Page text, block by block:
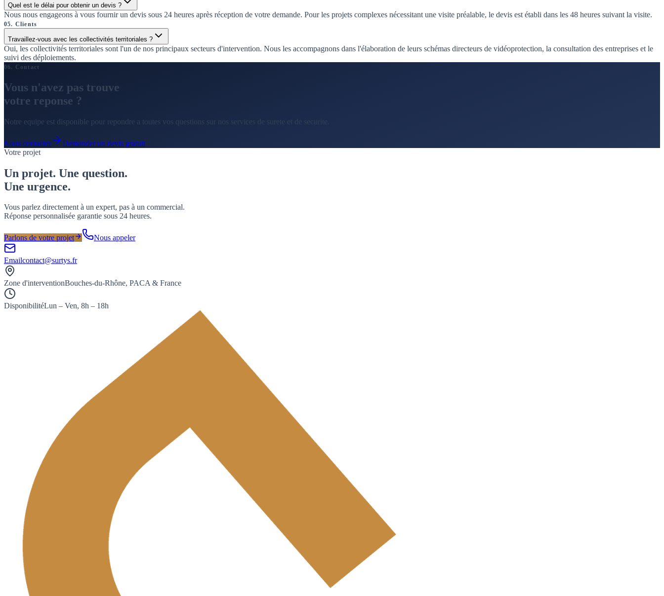
Quel est le délai pour obtenir un devis ?
Nous nous engageons à vous fournir un devis sous 24 heures après réception de votre demande. Pour les projets complexes nécessitant une visite préalable, le devis est établi dans les 48 heures suivant la visite.
05. Clients
Travaillez-vous avec les collectivités territoriales ?
Oui, les collectivités territoriales sont l'un de nos principaux secteurs d'intervention. Nous les accompagnons dans l'élaboration de leurs schémas directeurs de vidéoprotection, la consultation des entreprises et le
suivi des déploiements.
06. Contact
Vous n'avez pas trouve
votre reponse ?
Notre equipe est disponible pour repondre a toutes vos questions sur nos services de surete et de securite.
Nous contacter
Demander un devis gratuit
Votre projet
Un projet. Une question.
Une urgence.
Vous parlez directement à un expert, pas à un commercial.
Réponse personnalisée garantie sous 24 heures.
Parlons de votre projet Nous appeler
Emailcontact@surtys.fr
Zone d'interventionBouches-du-Rhône, PACA & France
DisponibilitéLun – Ven, 8h – 18h